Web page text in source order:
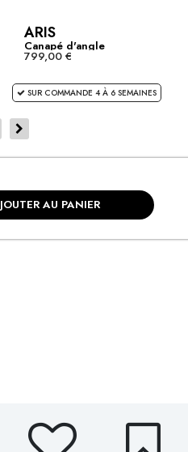
ARIS
Canapé d'angle
convertible...
799,00 €
SUR COMMANDE 4 À 6 SEMAINES
AU PANIER